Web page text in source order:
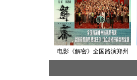
电影《解密》全国路演郑州
雄家国情怀获观众赞扬